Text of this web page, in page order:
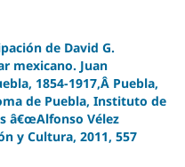
de David G.
mexicano. Juan
1854-1917,Â Puebla,
de Puebla, Instituto de
â€œAlfonso Vélez
y Cultura, 2011, 557